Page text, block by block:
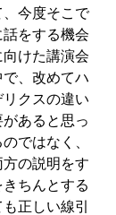
今度そこで
をする機会
けた講演会
、改めてハ
クスの違い
あると思っ
ではなく、
の説明をす
ちんとする
正しい線引